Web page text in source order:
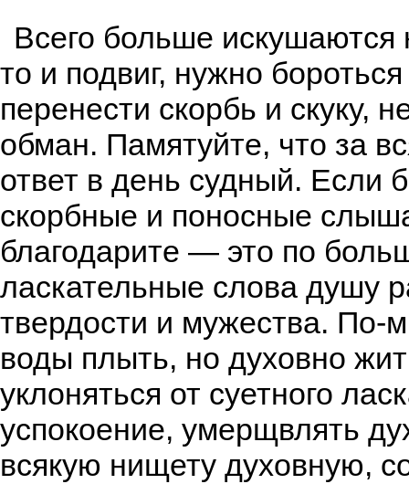
Всего больше
то и подвиг, нужно
перенести скорбь и скуку,
обман. Памятуйте, что за
ответ в день судный. Если
скорбные и поносные
благодарите — это по
ласкательные слова душу
твердости и мужества. По-
воды плыть, но духовно
уклоняться от суетного
успокоение, умерщвлять
всякую нищету духовную,